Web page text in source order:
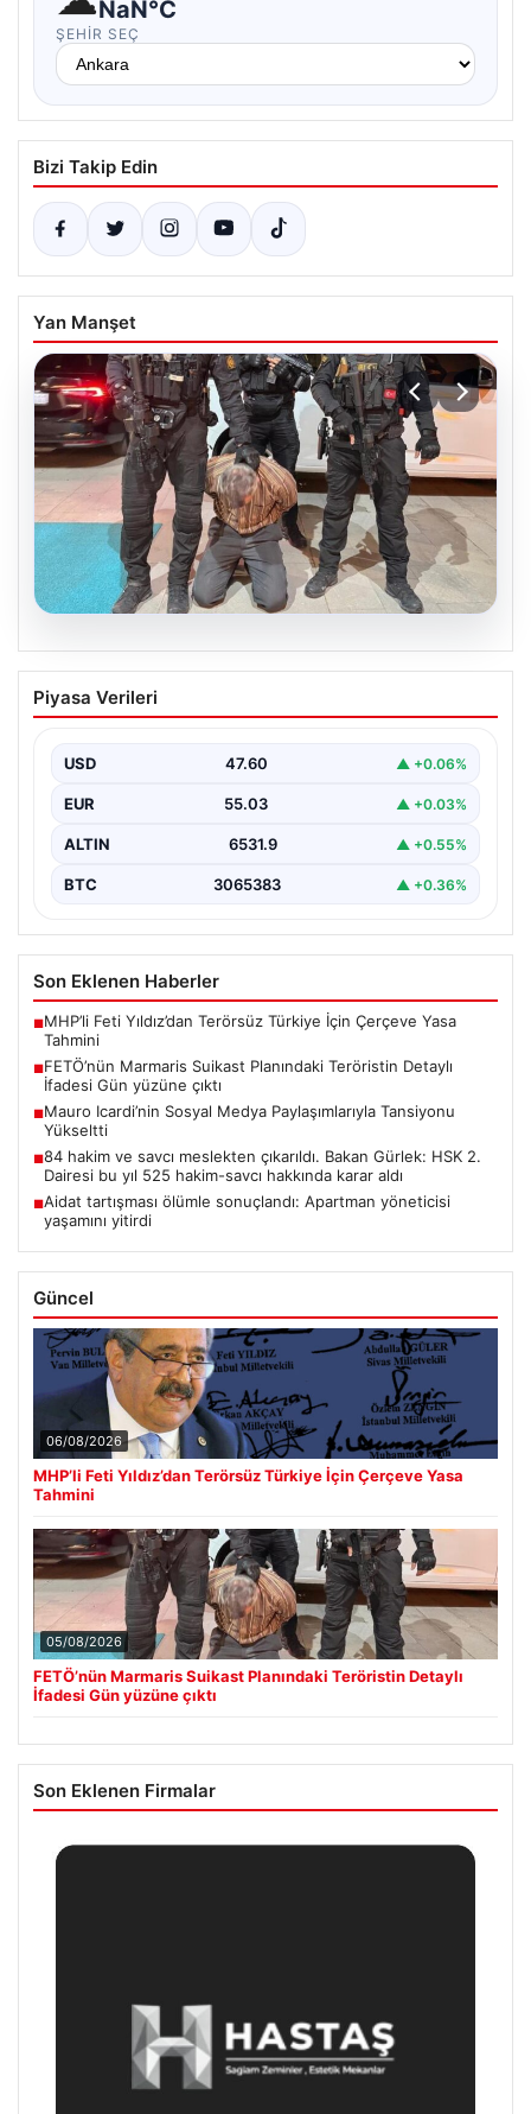
NaN°C
ŞEHIR SEÇ
Bizi Takip Edin
Yan Manşet
05.08.2026
FETÖ’nün Marmaris Suikast Planındaki
Teröristin Detaylı İfadesi Gün yüzüne
15 Temmuz 2016 darbe girişimi sırasında
planlanan suikast girişiminin…
Piyasa Verileri
USD 47.60 ▲ +0.06%
EUR 55.03 ▲ +0.03%
ALTIN 6531.9 ▲ +0.55%
BTC 3065383 ▲ +0.36%
Son Eklenen Haberler
■MHP’li Feti Yıldız’dan Terörsüz Türkiye İçin Çerçeve Yasa
Tahmini
■FETÖ’nün Marmaris Suikast Planındaki Teröristin Detaylı
İfadesi Gün yüzüne çıktı
■Mauro Icardi’nin Sosyal Medya Paylaşımlarıyla Tansiyonu
Yükseltti
■84 hakim ve savcı meslekten çıkarıldı. Bakan Gürlek: HSK 2.
Dairesi bu yıl 525 hakim-savcı hakkında karar aldı
■Aidat tartışması ölümle sonuçlandı: Apartman yöneticisi
yaşamını yitirdi
Güncel
06/08/2026
MHP’li Feti Yıldız’dan Terörsüz Türkiye İçin Çerçeve Yasa
Tahmini
05/08/2026
FETÖ’nün Marmaris Suikast Planındaki Teröristin Detaylı
İfadesi Gün yüzüne çıktı
Son Eklenen Firmalar